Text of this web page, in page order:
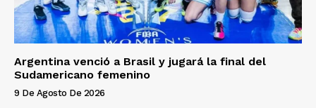
Argentina venció a Brasil y jugará la final del
Sudamericano femenino
9 De Agosto De 2026